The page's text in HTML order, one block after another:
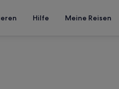
Hilfe Meine Reisen